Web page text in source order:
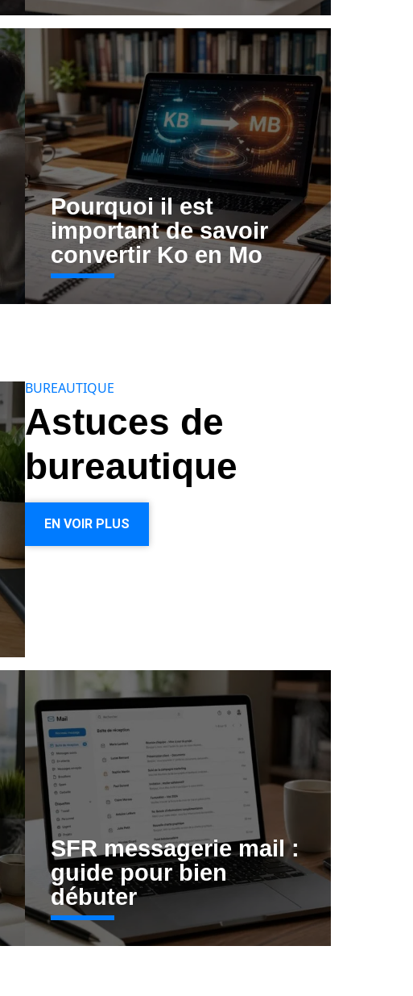
Pourquoi il est
important de savoir
convertir Ko en Mo
BUREAUTIQUE
Astuces de
bureautique
EN VOIR PLUS
SFR messagerie mail :
guide pour bien
débuter